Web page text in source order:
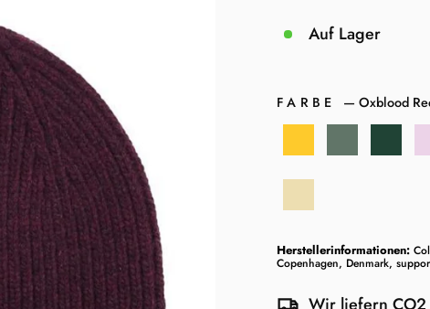
Auf Lager
FARBE — Oxblood
Herstellerinformationen:
Copenhagen, Denmark,
Wir liefern CO2